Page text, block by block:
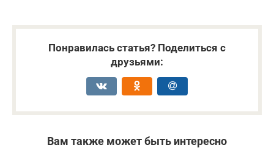
Понравилась статья? Поделиться с
друзьями:
Вам также может быть интересно